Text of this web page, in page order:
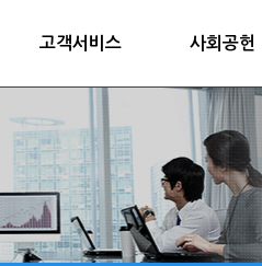
고객서비스 사회공헌